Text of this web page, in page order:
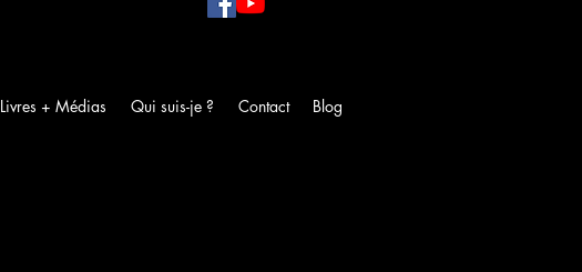
Livres + Médias Qui suis-je ? Contact Blog